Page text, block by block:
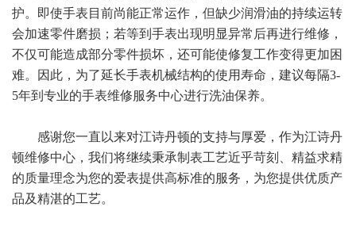
护。即使手表目前尚能正常运作，但缺少润滑油的持续运转
会加速零件磨损；若等到手表出现明显异常后再进行维修，
不仅可能造成部分零件损坏，还可能使修复工作变得更加困
难。因此，为了延长手表机械结构的使用寿命，建议每隔3-
5年到专业的手表维修服务中心进行洗油保养。
感谢您一直以来对江诗丹顿的支持与厚爱，作为江诗丹
顿维修中心，我们将继续秉承制表工艺近乎苛刻、精益求精
的质量理念为您的爱表提供高标准的服务，为您提供优质产
品及精湛的工艺。